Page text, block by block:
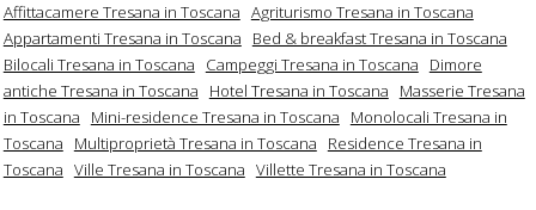
Affittacamere Tresana in Toscana Agriturismo Tresana in Toscana
Appartamenti Tresana in Toscana
Bed & breakfast Tresana in Toscana
Bilocali Tresana in Toscana
Campeggi Tresana in Toscana
Dimore
antiche Tresana in Toscana
Hotel Tresana in Toscana
Masserie Tresana
in Toscana
Mini-residence Tresana in Toscana
Monolocali Tresana in
Toscana
Multiproprietà Tresana in Toscana
Residence Tresana in
Toscana Ville Tresana in Toscana Villette Tresana in Toscana